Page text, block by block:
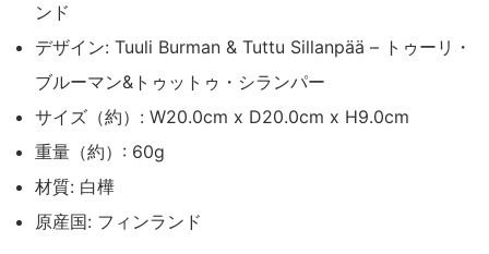
ンド
デザイン: Tuuli Burman & Tuttu Sillanpää – トゥーリ・
ブルーマン&トゥットゥ・シランパー
サイズ（約）: W20.0cm x D20.0cm x H9.0cm
重量（約）: 60g
材質: 白樺
原産国: フィンランド